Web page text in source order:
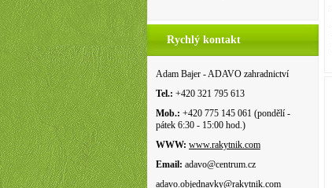
Rychlý kontakt
Adam Bajer - ADAVO zahradnictví
Tel.: +420 321 795 613
Mob.: +420 775 145 061 (pondělí -
pátek 6:30 - 15:00 hod.)
WWW: www.rakytnik.com
Email: adavo@centrum.cz
adavo.objednavky@rakytnik.com